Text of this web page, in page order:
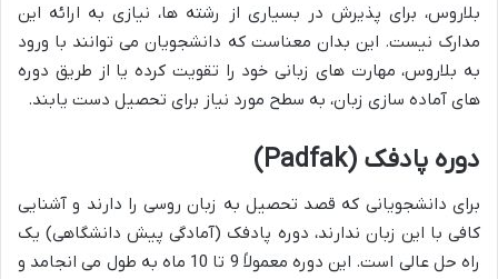
بلاروس، برای پذیرش در بسیاری از رشته ها، نیازی به ارائه این
مدارک نیست. این بدان معناست که دانشجویان می توانند با ورود
به بلاروس، مهارت های زبانی خود را تقویت کرده یا از طریق دوره
های آماده سازی زبان، به سطح مورد نیاز برای تحصیل دست یابند.
دوره پادفک (Padfak)
برای دانشجویانی که قصد تحصیل به زبان روسی را دارند و آشنایی
کافی با این زبان ندارند، دوره پادفک (آمادگی پیش دانشگاهی) یک
راه حل عالی است. این دوره معمولاً 9 تا 10 ماه به طول می انجامد و